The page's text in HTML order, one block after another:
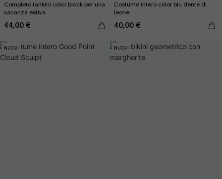
Completo tankini color block per una
vacanza estiva
44,00 €
Costume intero color blu dente di
leone
40,00 €
NUOVI NUOVI